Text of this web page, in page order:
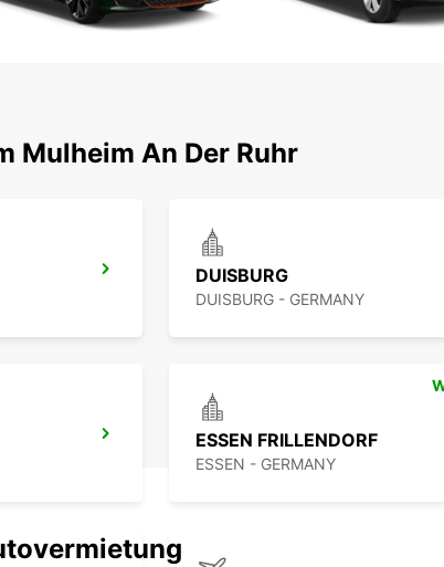
Mulheim An Der Ruhr
DUISBURG
DUISBURG - GERMANY
ESSEN FRILLENDORF
ESSEN - GERMANY